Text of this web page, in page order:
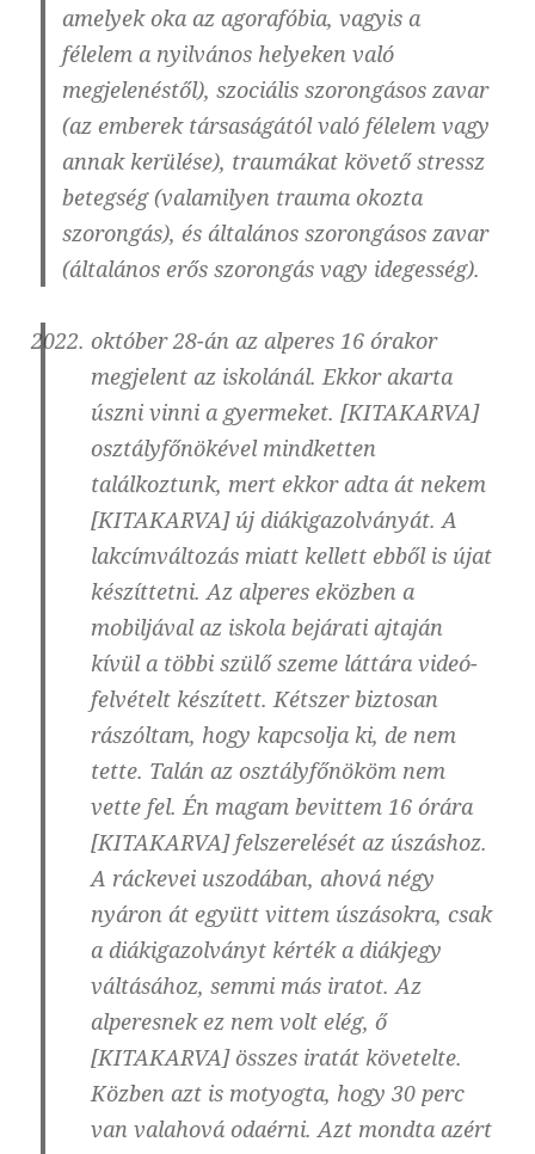
amelyek oka az agorafóbia, vagyis a
félelem a nyilvános helyeken való
megjelenéstől), szociális szorongásos zavar
(az emberek társaságától való félelem vagy
annak kerülése), traumákat követő stressz
betegség (valamilyen trauma okozta
szorongás), és általános szorongásos zavar
(általános erős szorongás vagy idegesség).
október 28-án az alperes 16 órakor
megjelent az iskolánál. Ekkor akarta
úszni vinni a gyermeket. [KITAKARVA]
osztályfőnökével mindketten
találkoztunk, mert ekkor adta át nekem
[KITAKARVA] új diákigazolványát. A
lakcímváltozás miatt kellett ebből is újat
készíttetni. Az alperes eközben a
mobiljával az iskola bejárati ajtaján
kívül a többi szülő szeme láttára videó-
felvételt készített. Kétszer biztosan
rászóltam, hogy kapcsolja ki, de nem
tette. Talán az osztályfőnököm nem
vette fel. Én magam bevittem 16 órára
[KITAKARVA] felszerelését az úszáshoz.
A ráckevei uszodában, ahová négy
nyáron át együtt vittem úszásokra, csak
a diákigazolványt kérték a diákjegy
váltásához, semmi más iratot. Az
alperesnek ez nem volt elég, ő
[KITAKARVA] összes iratát követelte.
Közben azt is motyogta, hogy 30 perc
van valahová odaérni. Azt mondta azért